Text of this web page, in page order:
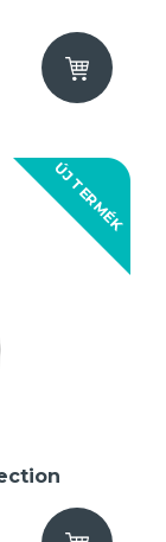
ÚJ TERMÉK